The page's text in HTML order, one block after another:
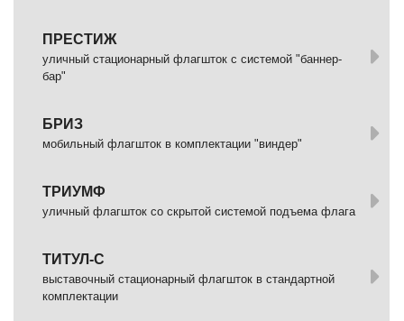
ПРЕСТИЖ
уличный стационарный флагшток с системой "баннер-
бар"
БРИЗ
мобильный флагшток в комплектации "виндер"
ТРИУМФ
уличный флагшток со скрытой системой подъема флага
ТИТУЛ-С
выставочный стационарный флагшток в стандартной
комплектации